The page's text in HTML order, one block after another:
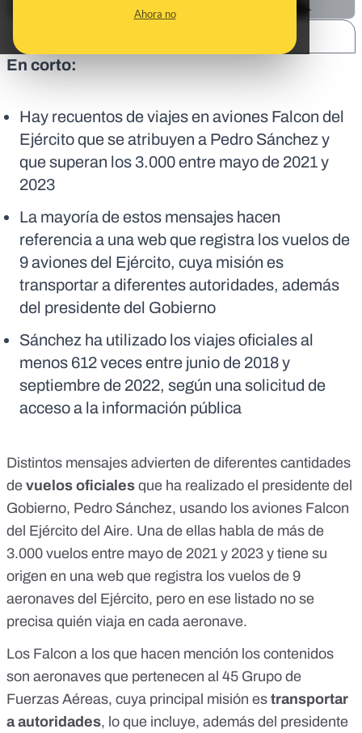
Ahora no
En corto:
Hay recuentos de viajes en aviones Falcon del
Ejército que se atribuyen a Pedro Sánchez y
que superan los 3.000 entre mayo de 2021 y
2023
La mayoría de estos mensajes hacen
referencia a una web que registra los vuelos de
9 aviones del Ejército, cuya misión es
transportar a diferentes autoridades, además
del presidente del Gobierno
Sánchez ha utilizado los viajes oficiales al
menos 612 veces entre junio de 2018 y
septiembre de 2022, según una solicitud de
acceso a la información pública
Distintos mensajes advierten de diferentes cantidades
de vuelos oficiales que ha realizado el presidente del
Gobierno, Pedro Sánchez, usando los aviones Falcon
del Ejército del Aire. Una de ellas habla de más de
3.000 vuelos entre mayo de 2021 y 2023 y tiene su
origen en una web que registra los vuelos de 9
aeronaves del Ejército, pero en ese listado no se
precisa quién viaja en cada aeronave.
Los Falcon a los que hacen mención los contenidos
son aeronaves que pertenecen al 45 Grupo de
Fuerzas Aéreas, cuya principal misión es transportar
a autoridades, lo que incluye, además del presidente